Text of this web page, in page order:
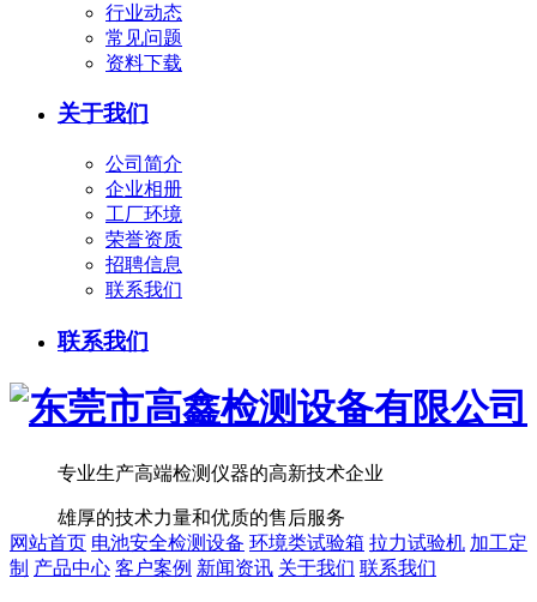
行业动态
常见问题
资料下载
关于我们
公司简介
企业相册
工厂环境
荣誉资质
招聘信息
联系我们
联系我们
专业生产高端检测仪器的高新技术企业
雄厚的技术力量和优质的售后服务
网站首页 电池安全检测设备 环境类试验箱 拉力试验机 加工定
制 产品中心 客户案例 新闻资讯 关于我们 联系我们